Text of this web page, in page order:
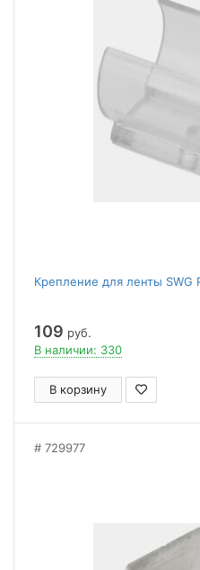
Крепление для ленты SWG
109 руб.
В наличии: 330
В корзину
729977